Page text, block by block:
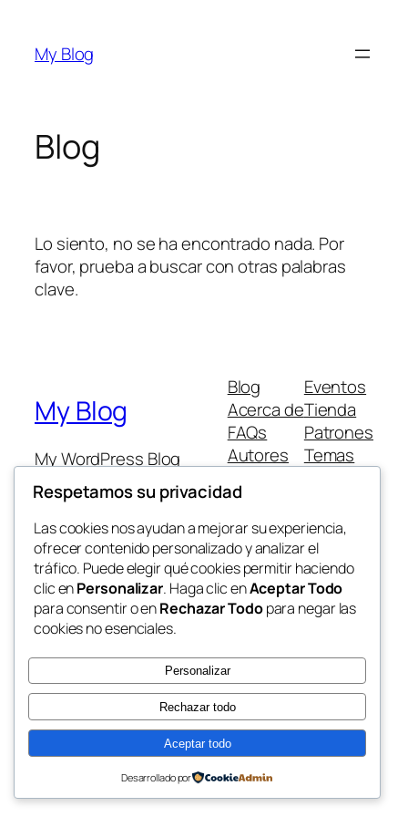
contenido
My Blog
Blog
Lo siento, no se ha encontrado nada. Por
favor, prueba a buscar con otras palabras
clave.
My Blog
My WordPress Blog
Blog
Acerca de
FAQs
Autores
Eventos
Tienda
Patrones
Temas
Twenty Twenty-Five Diseñado conWordPress
Respetamos su privacidad
Las cookies nos ayudan a mejorar su experiencia,
ofrecer contenido personalizado y analizar el
tráfico. Puede elegir qué cookies permitir haciendo
clic enPersonalizar. Haga clic enAceptar Todo
para consentir o enRechazar Todopara negar las
cookies no esenciales.
Personalizar
Rechazar todo
Aceptar todo
Desarrollado por